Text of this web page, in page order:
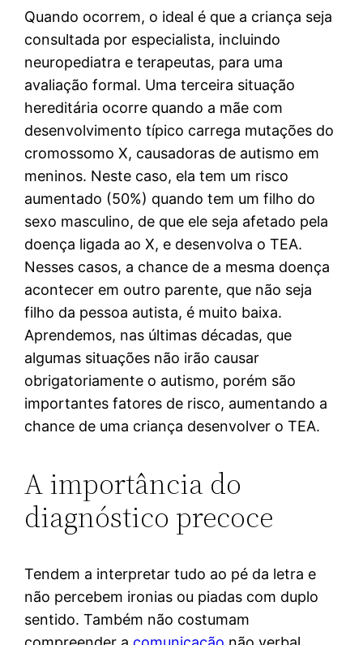
Quando ocorrem, o ideal é que a criança seja
consultada por especialista, incluindo
neuropediatra e terapeutas, para uma
avaliação formal. Uma terceira situação
hereditária ocorre quando a mãe com
desenvolvimento típico carrega mutações do
cromossomo X, causadoras de autismo em
meninos. Neste caso, ela tem um risco
aumentado (50%) quando tem um filho do
sexo masculino, de que ele seja afetado pela
doença ligada ao X, e desenvolva o TEA.
Nesses casos, a chance de a mesma doença
acontecer em outro parente, que não seja
filho da pessoa autista, é muito baixa.
Aprendemos, nas últimas décadas, que
algumas situações não irão causar
obrigatoriamente o autismo, porém são
importantes fatores de risco, aumentando a
chance de uma criança desenvolver o TEA.
A importância do
diagnóstico precoce
Tendem a interpretar tudo ao pé da letra e
não percebem ironias ou piadas com duplo
sentido. Também não costumam